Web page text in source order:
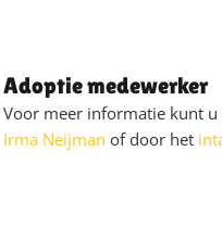
Adoptie medewerker
Voor meer informatie kunt
Irma Neijman of door het